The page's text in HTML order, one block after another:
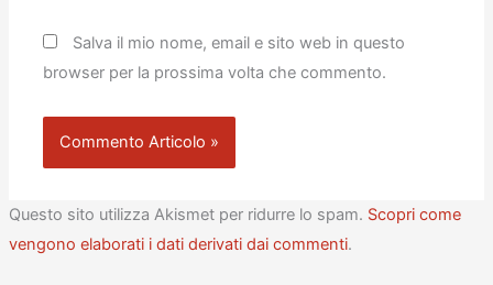
Salva il mio nome, email e sito web in questo
browser per la prossima volta che commento.
Questo sito utilizza Akismet per ridurre lo spam. Scopri come
vengono elaborati i dati derivati dai commenti.